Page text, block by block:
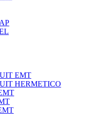
EMT
HERMETICO